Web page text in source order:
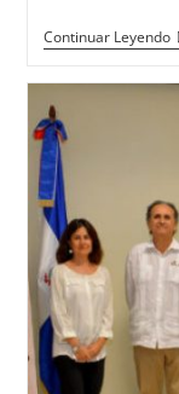
Continuar Leyendo